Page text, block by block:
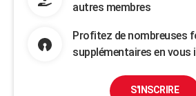
autres membres
Profitez de nombreuses
supplémentaires en vous
S'INSCRIRE